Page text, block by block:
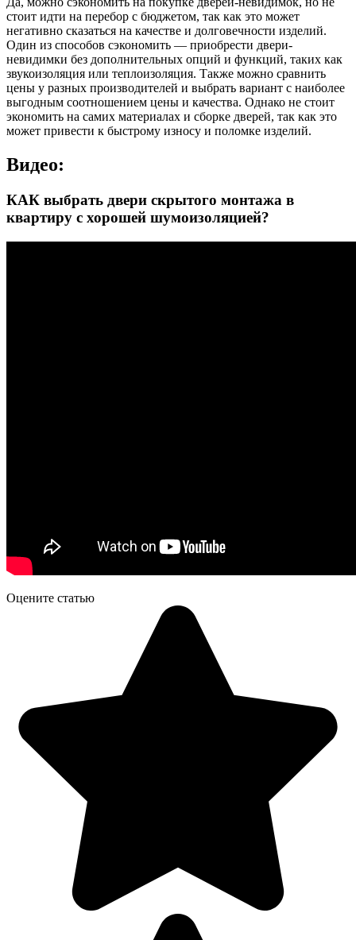
стоит идти на перебор с бюджетом, так как это может
негативно сказаться на качестве и долговечности изделий.
Один из способов сэкономить — приобрести двери-
невидимки без дополнительных опций и функций, таких как
звукоизоляция или теплоизоляция. Также можно сравнить
цены у разных производителей и выбрать вариант с наиболее
выгодным соотношением цены и качества. Однако не стоит
экономить на самих материалах и сборке дверей, так как это
может привести к быстрому износу и поломке изделий.
Видео:
КАК выбрать двери скрытого монтажа в
квартиру с хорошей шумоизоляцией?
Оцените статью